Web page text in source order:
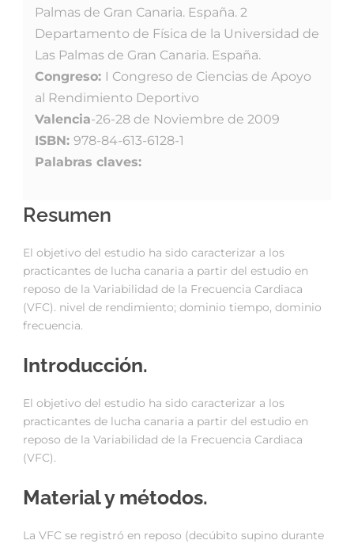
Palmas de Gran Canaria. España. 2
Departamento de Física de la Universidad de
Las Palmas de Gran Canaria. España.
Congreso: I Congreso de Ciencias de Apoyo
al Rendimiento Deportivo
Valencia-26-28 de Noviembre de 2009
ISBN: 978-84-613-6128-1
Palabras claves:
Resumen
El objetivo del estudio ha sido caracterizar a los
practicantes de lucha canaria a partir del estudio en
reposo de la Variabilidad de la Frecuencia Cardiaca
(VFC). nivel de rendimiento; dominio tiempo, dominio
frecuencia.
Introducción.
El objetivo del estudio ha sido caracterizar a los
practicantes de lucha canaria a partir del estudio en
reposo de la Variabilidad de la Frecuencia Cardiaca
(VFC).
Material y métodos.
La VFC se registró en reposo (decúbito supino durante